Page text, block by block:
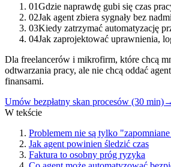
01Gdzie naprawdę gubi się czas
02Jak agent zbiera sygnały bez
03Kiedy zatrzymać automatyzację
04Jak zaprojektować uprawnienia,
Dla freelancerów i mikrofirm, które chcą
odtwarzania pracy, ale nie chcą oddać
finansami.
Umów bezpłatny skan procesów (30 min)→
W tekście
Problemem nie są tylko
Jak agent powinien śledzić czas
Faktura to osobny próg ryzyka